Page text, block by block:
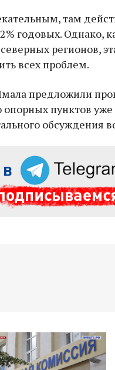
там
годовых. Однако,
регионов,
всех проблем.
предложили
пунктов уже
обсуждения